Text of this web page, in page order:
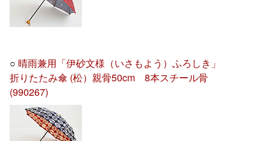
○晴雨兼用「伊砂文様（いさもよう）ふろしき」
折りたたみ傘 (松）親骨50cm 8本スチール骨
(990267)